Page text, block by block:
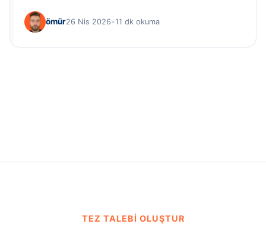
ömür26 Nis 2026 •11 dk okuma
TEZ TALEBI OLUŞTUR